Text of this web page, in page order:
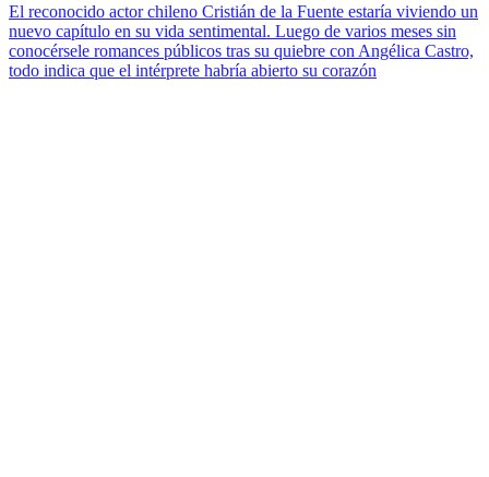
El reconocido actor chileno Cristián de la Fuente estaría viviendo un
nuevo capítulo en su vida sentimental. Luego de varios meses sin
conocérsele romances públicos tras su quiebre con Angélica Castro,
todo indica que el intérprete habría abierto su corazón